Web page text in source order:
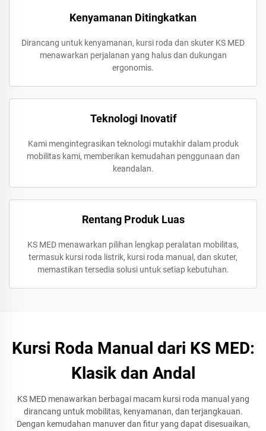
Kenyamanan Ditingkatkan
Dirancang untuk kenyamanan, kursi roda dan skuter KS MED
menawarkan perjalanan yang halus dan dukungan
ergonomis.
Teknologi Inovatif
Kami mengintegrasikan teknologi mutakhir dalam produk
mobilitas kami, memberikan kemudahan penggunaan dan
keandalan.
Rentang Produk Luas
KS MED menawarkan pilihan lengkap peralatan mobilitas,
termasuk kursi roda listrik, kursi roda manual, dan skuter,
memastikan tersedia solusi untuk setiap kebutuhan.
Kursi Roda Manual dari KS MED:
Klasik dan Andal
KS MED menawarkan berbagai macam kursi roda manual yang
dirancang untuk mobilitas, kenyamanan, dan terjangkauan.
Dengan kemudahan manuver dan fitur yang dapat disesuaikan,